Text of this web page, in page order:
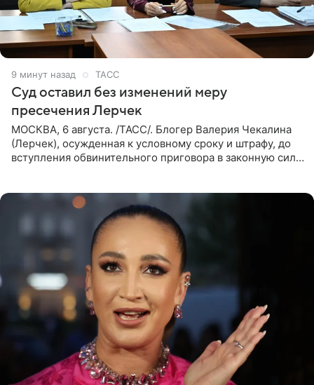
9 минут назад ТАСС
Суд оставил без изменений меру
пресечения Лерчек
МОСКВА, 6 августа. /ТАСС/. Блогер Валерия Чекалина
(Лерчек), осужденная к условному сроку и штрафу, до
вступления обвинительного приговора в законную силу